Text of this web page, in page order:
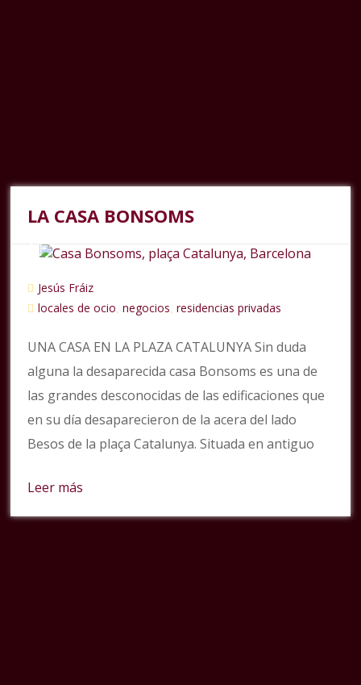
LA CASA BONSOMS
Jesús Fráiz
locales de ocio,negocios,residencias privadas
UNA CASA EN LA PLAZA CATALUNYA Sin duda
alguna la desaparecida casa Bonsoms es una de
las grandes desconocidas de las edificaciones que
en su día desaparecieron de la acera del lado
Besos de la plaça Catalunya. Situada en antiguo
Leer más